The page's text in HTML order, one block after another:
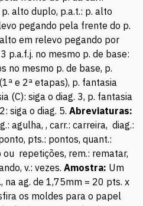
alto duplo, p.a.t.: p. alto
pegando pela frente do p.
em relevo pegando por
p.a.f.j. no mesmo p. de base:
no mesmo p. de base, p.
e 2ª etapas), p. fantasia
(C): siga o diag. 3, p. fantasia
siga o diag. 5. Abreviaturas:
agulha, , carr.: carreira, diag.:
pts.: pontos, quant.:
repetições, rem.: rematar,
v.: vezes. Amostra: Um
na ag. de 1,75mm = 20 pts. x
os moldes para o papel